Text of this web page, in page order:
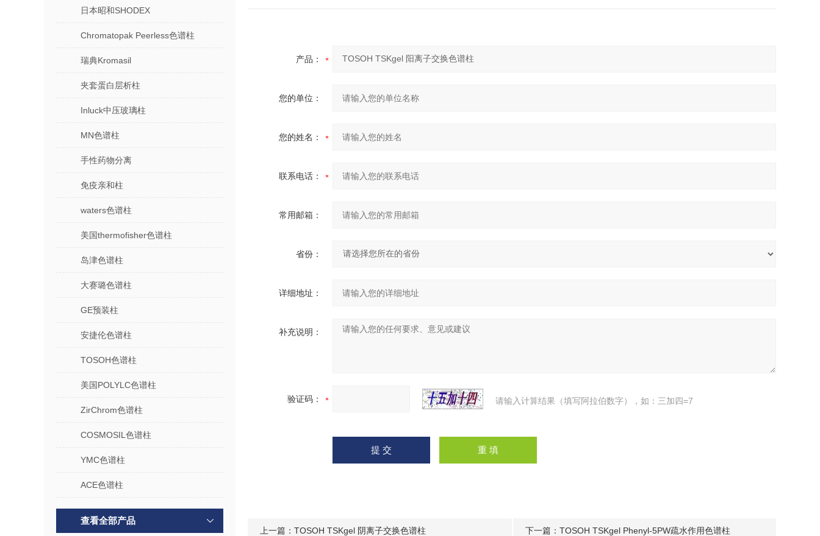
日本昭和SHODEX
Chromatopak Peerless色谱柱
瑞典Kromasil
夹套蛋白层析柱
Inluck中压玻璃柱
MN色谱柱
手性药物分离
免疫亲和柱
waters色谱柱
美国thermofisher色谱柱
岛津色谱柱
大赛璐色谱柱
GE预装柱
安捷伦色谱柱
TOSOH色谱柱
美国POLYLC色谱柱
ZirChrom色谱柱
COSMOSIL色谱柱
YMC色谱柱
ACE色谱柱
查看全部产品
产品：
您的单位：
您的姓名：
联系电话：
常用邮箱：
省份：
详细地址：
补充说明：
验证码： 请输入计算结果（填写阿拉伯数字），如：三加四=7
上一篇： TOSOH TSKgel 阴离子交换色谱柱 下一篇： TOSOH TSKgel Phenyl-5PW疏水作用色谱柱